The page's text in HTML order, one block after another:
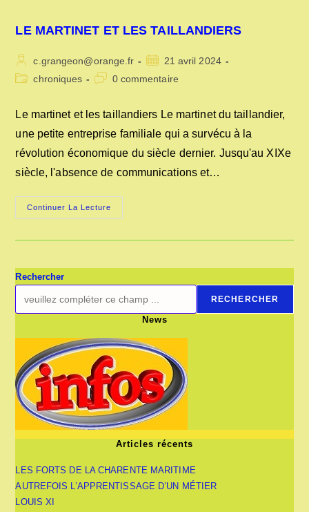
LE MARTINET ET LES TAILLANDIERS
Auteur/autrice
de
c.grangeon@orange.fr
Publication
publiée :
21 avril 2024
Postchroniques
Commentaires
publication :
0 commentaire
Le martinet et les taillandiers Le martinet du taillandier,
une petite entreprise familiale qui a survécu à la
révolution économique du siècle dernier. Jusqu'au XIXe
siècle, l'absence de communications et…
Continuer La Lecture
MARTINET
Rechercher
RECHERCHER
News
Articles récents
LES FORTS DE LA CHARENTE MARITIME
AUTREFOIS L’APPRENTISSAGE D’UN MÉTIER
LOUIS XI